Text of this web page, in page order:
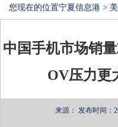
您现在的位置宁夏信息港 >
中国手机市场销
OV压力更
来源： 发布时间：